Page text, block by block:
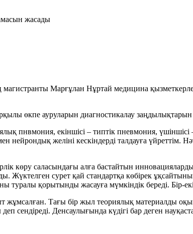
жасады
Марғұлан Нұртай медицина
өкпе ауруларын диагностикалау заңдылықтарын
пнвмония, екіншісі – типтік пневмония,
нейрондық желіні кескіндерді талдауға
көру саласындағы алға бастайтын
Жүктелген сурет қай стандартқа көбірек
туралы қорытынды жасауға мүмкіндік береді.
Тағы бір жыл теориялық материалды
сендіреді. Денсаулығында күдігі бар деген